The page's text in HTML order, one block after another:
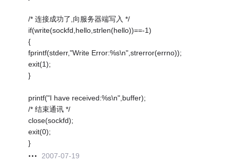
/* 连接成功了,向服务器端写入 */
if(write(sockfd,hello,strlen(hello))==-1)
{
fprintf(stderr,"Write Error:%s\n",strerror(errno));
exit(1);
}
printf("I have received:%s\n",buffer);
/* 结束通讯 */
close(sockfd);
exit(0);
}
2007-07-19